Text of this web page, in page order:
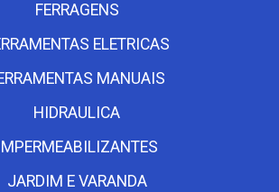
FERRAGENS
ELETRICAS
MANUAIS
HIDRAULICA
IMPERMEABILIZANTES
JARDIM E VARANDA